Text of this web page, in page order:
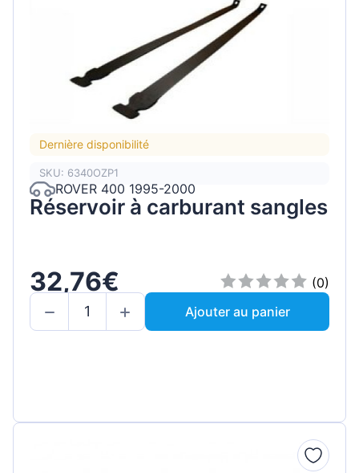
Dernière disponibilité
SKU: 6340OZP1
ROVER 400 1995-2000
Réservoir à carburant sangles
32,76€
(0)
Ajouter au panier